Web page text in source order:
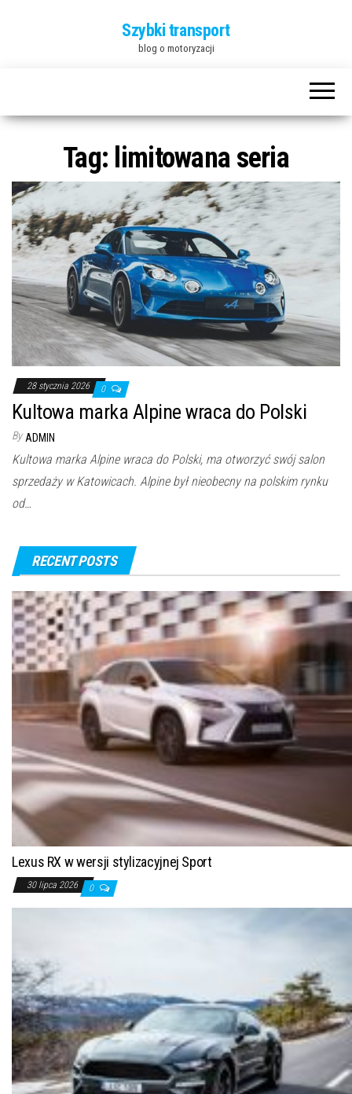
Szybki transport
blog o motoryzacji
Tag: limitowana seria
28 stycznia 2026 0
Kultowa marka Alpine wraca do Polski
By ADMIN
Kultowa marka Alpine wraca do Polski, ma otworzyć swój salon
sprzedaży w Katowicach. Alpine był nieobecny na polskim rynku
od…
RECENT POSTS
Lexus RX w wersji stylizacyjnej Sport
30 lipca 2026 0